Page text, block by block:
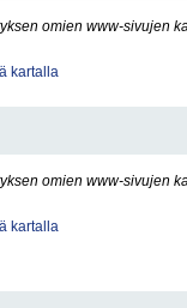
omien www-sivujen
kartalla
omien www-sivujen
kartalla